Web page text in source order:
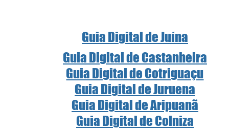
Guia Digital de Juína
Guia Digital de Castanheira
Guia Digital de Cotriguaçu
Guia Digital de Juruena
Guia Digital de Aripuanã
Guia Digital de Colniza